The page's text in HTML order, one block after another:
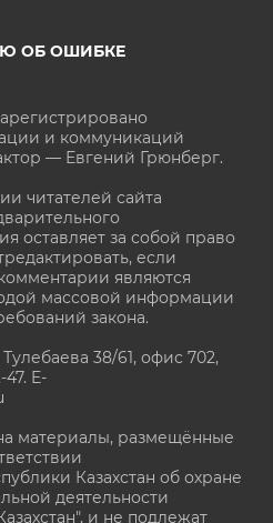
ОБ ОШИБКЕ
и коммуникаций
— Евгений Грюнберг.
читателей сайта
оставляет за собой право
если
являются
массовой информации
закона.
38/61, офис 702,
47. E-
материалы, размещённые
Казахстан об охране
деятельности
и не подлежат